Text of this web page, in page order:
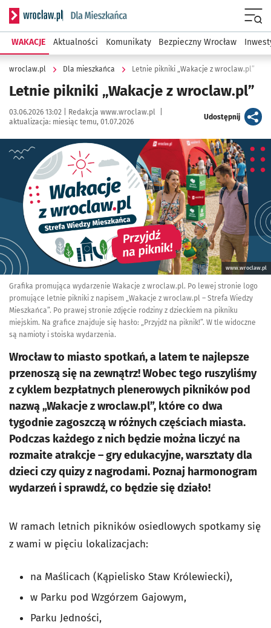
Serwis informacyjny wroclaw.pl podserwis: Dla mieszkańca
WAKACJE Aktualności Komunikaty Bezpieczny Wrocław
wroclaw.pl Dla mieszkańca Letnie pikniki „Wakacje z wroclaw.pl”
Letnie pikniki „Wakacje z wroclaw.pl”
Data publikacji:
03.06.2026 13:02 | Autor:
Redakcja www.wroclaw.pl
aktualizacja: miesiąc temu, 01.07.2026
Udostępnijartykuł
Kliknij, aby powiększyć
www.wroclaw.pl
Grafika promująca wydarzenie Wakacje z wroclaw.pl. Po lewej stronie logo
promujące letnie pikniki z napisem „Wakacje z wroclaw.pl – Strefa Wiedzy
Mieszkańca”. Po prawej stronie zdjęcie rodziny z dzieckiem na pikniku
miejskim. Na grafice znajduje się hasło: „Przyjdź na piknik!”. W tle widoczne
są namioty i stoiska wydarzenia.
Wrocław to miasto spotkań, a latem te najlepsze
przenoszą się na zewnątrz! Wobec tego ruszyliśmy
z cyklem bezpłatnych plenerowych pikników pod
nazwą „Wakacje z wroclaw.pl”, które co dwa
tygodnie zagoszczą w różnych częściach miasta.
Podczas każdego z nich będzie można liczyć na
rozmaite atrakcje – gry edukacyjne, warsztaty dla
dzieci czy quizy z nagrodami. Poznaj harmonogram
wydarzeń i sprawdź, co będzie się działo!
W ramach letnich pikników osiedlowych spotkamy się
z wami w pięciu lokalizacjach:
na Maślicach (Kąpielisko Staw Królewiecki),
w Parku pod Wzgórzem Gajowym,
Parku Jedności,